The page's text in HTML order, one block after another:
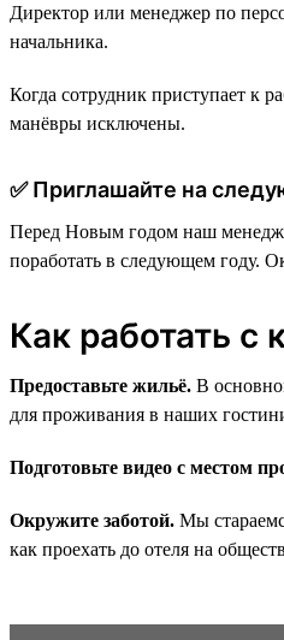
Директор или менеджер по
начальника.
Когда сотрудник приступает к
манёвры исключены.
✅ Приглашайте на
Перед Новым годом наш
поработать в следующем году.
Как работать с
Предоставьте жильё. В
для проживания в наших
Подготовьте видео с местом
Окружите заботой. Мы
как проехать до отеля на